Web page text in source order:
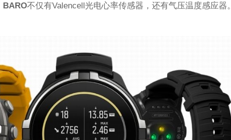
BARO不仅有Valencell光电心率传感器，还有气压温度感应器。